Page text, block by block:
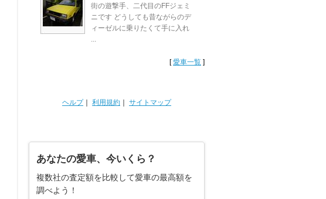
街の遊撃手、二代目のFFジェミ
ニです どうしても昔ながらのデ
ィーゼルに乗りたくて手に入れ
...
[愛車一覧 ]
ヘルプ｜ 利用規約 サイトマップ
あなたの愛車、今いくら？
複数社の査定額を比較して愛車の最高額を
調べよう！